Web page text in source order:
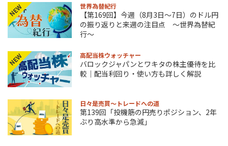
NEW 世界為替紀行
【第169回】今週（8月3日～7日）のドル円
の振り返りと来週の注目点 ～世界為替紀
行～
NEW 高配当株ウォッチャー
バロックジャパンとワキタの株主優待を比
較｜配当利回り・使い方も詳しく解説
日々是売買～トレードへの道
第139回「投機筋の円売りポジション、2年
ぶり高水準から急減」